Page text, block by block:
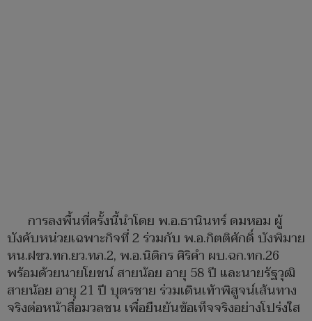
การลงพื้นที่ครั้งนี้นำโดย พ.อ.ธานินทร์ ดมหอม ผู้
บังคับหน่วยเฉพาะกิจที่ 2 ร่วมกับ พ.อ.กิตติศักดิ์ บังพิมาย
หน.ฝขว.ทก.ยว.ทภ.2, พ.อ.นิติกร ศิริคำ ผบ.ฉก.ทก.26
พร้อมด้วยนายโยชน์ สายน้อย อายุ 58 ปี และนายรัฐวุฒิ
สายน้อย อายุ 21 ปี บุตรชาย ร่วมเดินเท้าพิสูจน์เส้นทาง
จริงต่อหน้าสื่อมวลชน เพื่อยืนยันข้อเท็จจริงอย่างโปร่งใส